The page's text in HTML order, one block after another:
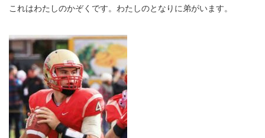
これはわたしのかぞくです。わたしのとなりに弟がいます。